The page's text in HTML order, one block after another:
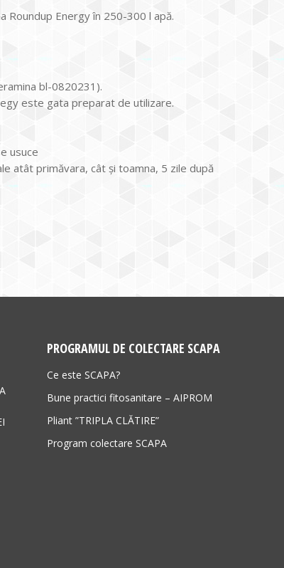
Energy în 250-300 l apă.
bl-0820231).
este gata preparat de utilizare.
usuce
atât primăvara, cât şi toamna, 5 zile după
PROGRAMUL DE COLECTARE SCAPA
Ce este SCAPA?
Bune practici fitosanitare – AIPROM
Pliant ”TRIPLA CLĂTIRE”
Program colectare SCAPA